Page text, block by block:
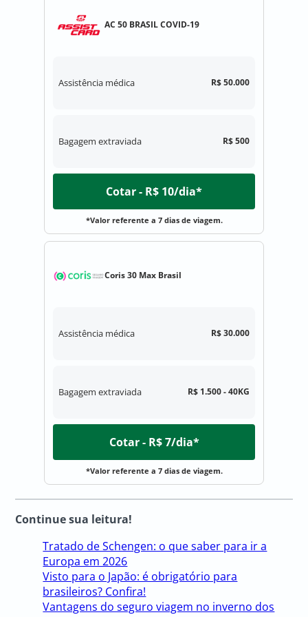
AC 50 BRASIL COVID-19
Assistência médica R$ 50.000
Bagagem extraviada R$ 500
Cotar - R$ 10/dia*
*Valor referente a 7 dias de viagem.
Coris 30 Max Brasil
Assistência médica R$ 30.000
Bagagem extraviada R$ 1.500 - 40KG
Cotar - R$ 7/dia*
*Valor referente a 7 dias de viagem.
Continue sua leitura!
Tratado de Schengen: o que saber para ir a
Europa em 2026
Visto para o Japão: é obrigatório para
brasileiros? Confira!
Vantagens do seguro viagem no inverno dos